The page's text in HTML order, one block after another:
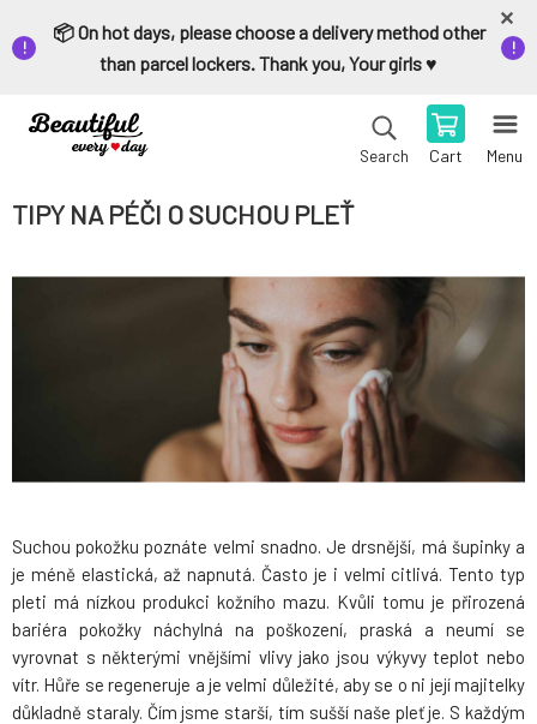
📦 On hot days, please choose a delivery method other
than parcel lockers. Thank you, Your girls ♥️
Search Cart Menu
TIPY NA PÉČI O SUCHOU PLEŤ
Suchou pokožku poznáte velmi snadno. Je drsnější, má šupinky a
je méně elastická, až napnutá. Často je i velmi citlivá. Tento typ
pleti má nízkou produkci kožního mazu. Kvůli tomu je přirozená
bariéra pokožky náchylná na poškození, praská a neumí se
vyrovnat s některými vnějšími vlivy jako jsou výkyvy teplot nebo
vítr. Hůře se regeneruje a je velmi důležité, aby se o ni její majitelky
důkladně staraly. Čím jsme starší, tím sušší naše pleť je. S každým